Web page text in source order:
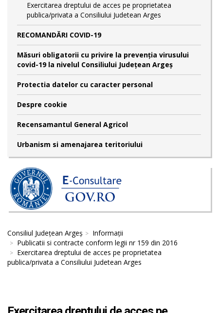
Exercitarea dreptului de acces pe proprietatea
publica/privata a Consiliului Judetean Arges
RECOMANDĂRI COVID-19
Măsuri obligatorii cu privire la prevenția virusului
covid-19 la nivelul Consiliului Județean Argeș
Protectia datelor cu caracter personal
Despre cookie
Recensamantul General Agricol
Urbanism si amenajarea teritoriului
Consiliul Județean Argeș
Informații
Publicatii si contracte conform legii nr 159 din 2016
Exercitarea dreptului de acces pe proprietatea
publica/privata a Consiliului Judetean Arges